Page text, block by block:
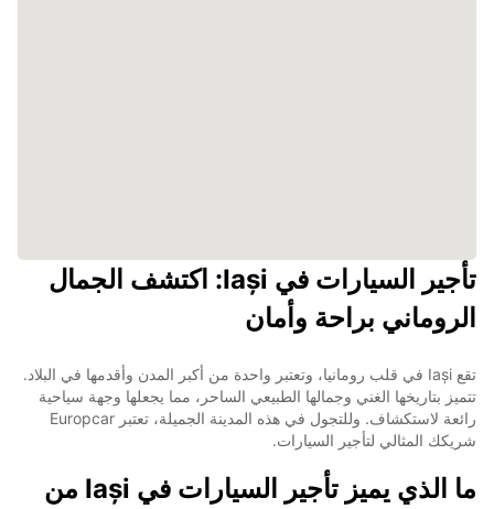
تأجير السيارات في Iași: اكتشف الجمال
الروماني براحة وأمان
تقع Iași في قلب رومانيا، وتعتبر واحدة من أكبر المدن وأقدمها في البلاد.
تتميز بتاريخها الغني وجمالها الطبيعي الساحر، مما يجعلها وجهة سياحية
رائعة لاستكشاف. وللتجول في هذه المدينة الجميلة، تعتبر Europcar
شريكك المثالي لتأجير السيارات.
ما الذي يميز تأجير السيارات في Iași من